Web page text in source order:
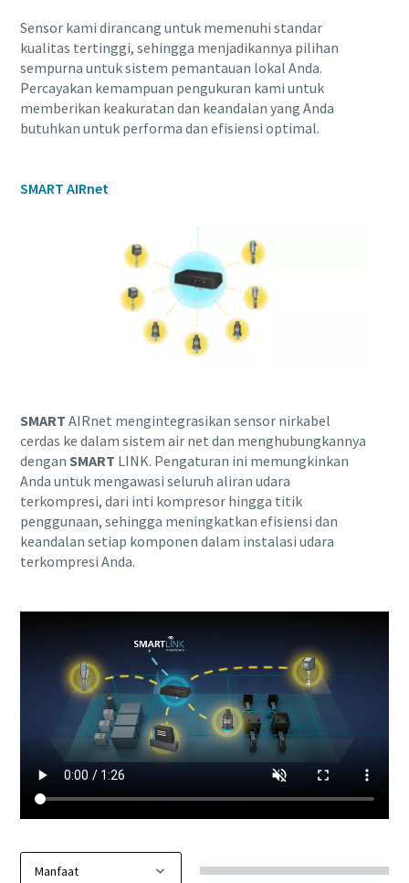
Semua yang perlu Anda ketahui tentang
proses pneumatic conveying
Selengkapnya
Sensor kami dirancang untuk memenuhi standar
kualitas tertinggi, sehingga menjadikannya pilihan
sempurna untuk sistem pemantauan lokal Anda.
Percayakan kemampuan pengukuran kami untuk
memberikan keakuratan dan keandalan yang Anda
butuhkan untuk performa dan efisiensi optimal.
SMART AIRnet
SMART AIRnet mengintegrasikan sensor nirkabel
cerdas ke dalam sistem air net dan menghubungkannya
dengan SMART LINK. Pengaturan ini memungkinkan
Anda untuk mengawasi seluruh aliran udara
terkompresi, dari inti kompresor hingga titik
penggunaan, sehingga meningkatkan efisiensi dan
keandalan setiap komponen dalam instalasi udara
terkompresi Anda.